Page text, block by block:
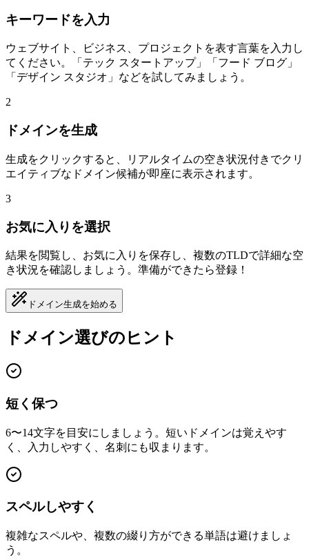
キーワードを入力
ウェブサイト、ビジネス、プロジェクトを表す言葉を入力し
てください。「テック スタートアップ」「フード ブログ」
「デザイン スタジオ」などを試してみましょう。
2
ドメインを生成
生成をクリックすると、リアルタイムの空き状況付きでクリ
エイティブなドメイン候補が即座に表示されます。
3
お気に入りを選択
結果を閲覧し、お気に入りを保存し、複数のTLDで詳細な空
き状況を確認しましょう。準備ができたら登録！
ドメイン生成を始める
ドメイン選びのヒント
短く保つ
6〜14文字を目安にしましょう。短いドメインは覚えやす
く、入力しやすく、名刺にも収まります。
スペルしやすく
複雑なスペルや、複数の綴り方ができる単語は避けましょ
う。